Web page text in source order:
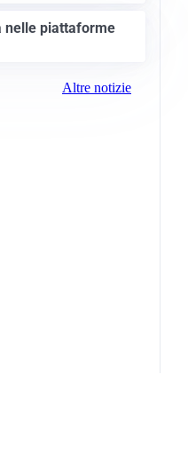
nelle piattaforme
Altre notizie